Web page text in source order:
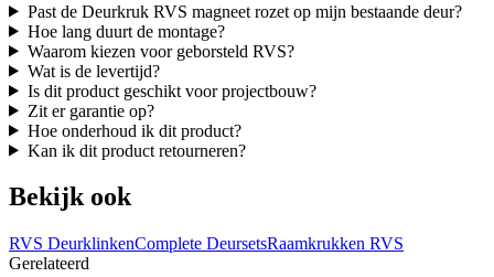
Past de Deurkruk RVS magneet rozet op mijn bestaande deur?
Hoe lang duurt de montage?
Waarom kiezen voor geborsteld RVS?
Wat is de levertijd?
Is dit product geschikt voor projectbouw?
Zit er garantie op?
Hoe onderhoud ik dit product?
Kan ik dit product retourneren?
Bekijk ook
RVS DeurklinkenComplete DeursetsRaamkrukken RVS
Gerelateerd